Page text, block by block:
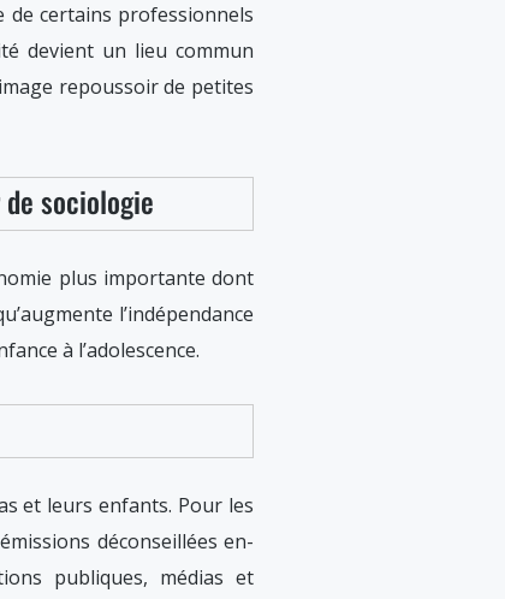
de certains professionnels
devient un lieu commun
repoussoir de petites
sociologie
plus importante dont
l’indépendance
à l’adolescence.
et leurs enfants. Pour les
déconseillées en-
publiques, médias et